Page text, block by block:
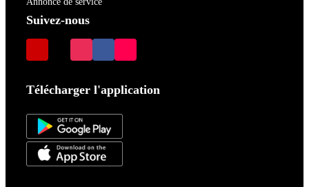
Suivez-nous
Télécharger l'application